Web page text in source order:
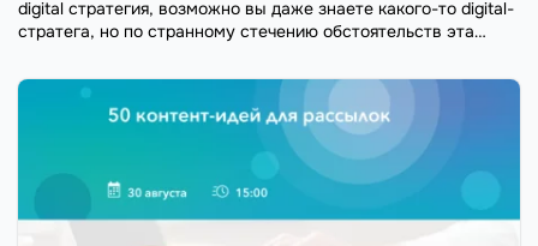
digital стратегия, возможно вы даже знаете какого-то digital-
стратега, но по странному стечению обстоятельств эта
набором инструментов и практик. На вебинаре мы ...